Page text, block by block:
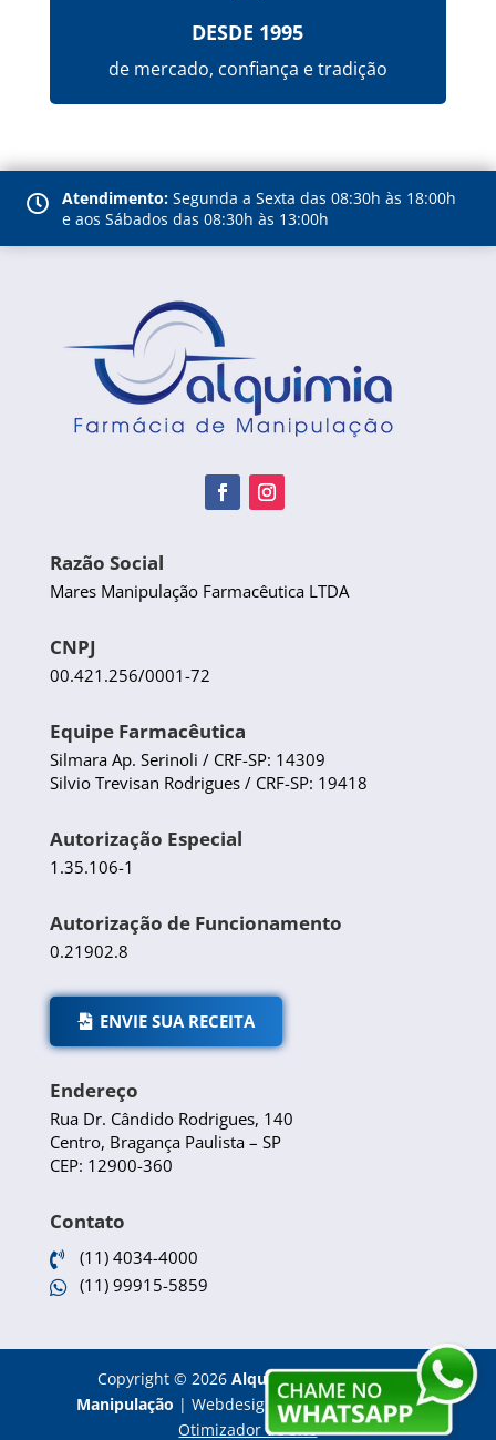
DESDE 1995
de mercado, confiança e tradição
 Atendimento: Segunda a Sexta das 08:30h às 18:00h
e aos Sábados das 08:30h às 13:00h
Razão Social
Mares Manipulação Farmacêutica LTDA
CNPJ
00.421.256/0001-72
Equipe Farmacêutica
Silmara Ap. Serinoli / CRF-SP: 14309
Silvio Trevisan Rodrigues / CRF-SP: 19418
Autorização Especial
1.35.106-1
Autorização de Funcionamento
0.21902.8
ENVIE SUA RECEITA
Endereço
Rua Dr. Cândido Rodrigues, 140
Centro, Bragança Paulista – SP
CEP: 12900-360
Contato
 (11) 4034-4000
 (11) 99915-5859
Copyright© 2026Alquimia Farmácia de
Manipulação | Webdesign e Otimização SEO -
Otimizador de Site